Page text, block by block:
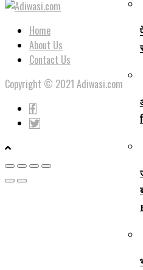
Home
About Us
Contact Us
Copyright © 2021 Adiwasi.com